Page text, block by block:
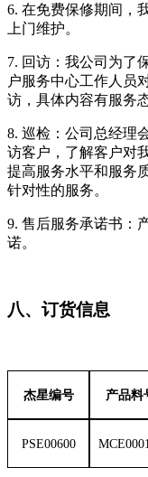
6. 在免费保修期间，
上门维护。
7. 回访：我公司为了
户服务中心工作人员
访，具体内容有服务
8. 巡检：公司总经理
访客户，了解客户对
提高服务水平和服务
针对性的服务。
9. 售后服务承诺书：
诺。
八、订货信息
杰星编号 产品料
PSE00600